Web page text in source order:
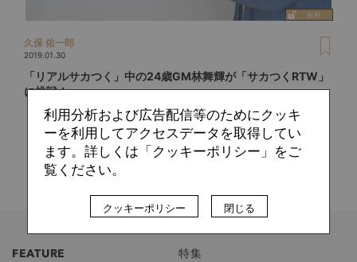
久保 佑一郎
2019.01.30
「リアルサカつく」中の24歳GM林舞輝が「サカつくRTW」
に挑戦！
FEATURE
特集
利用分析および広告配信等のためにクッキ
ーを利用してアクセスデータを取得してい
ます。詳しくは「クッキーポリシー」をご
覧ください。
クッキーポリシー 閉じる